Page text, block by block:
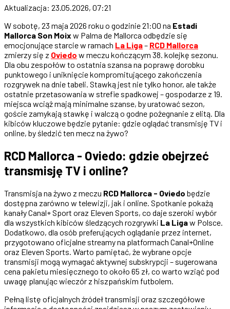
Aktualizacja: 23.05.2026, 07:21
W sobotę, 23 maja 2026 roku o godzinie 21:00 na Estadi
Mallorca Son Moix w Palma de Mallorca odbędzie się
emocjonujące starcie w ramach La Liga– RCD Mallorca
zmierzy się z Oviedo w meczu kończącym 38. kolejkę sezonu.
Dla obu zespołów to ostatnia szansa na poprawę dorobku
punktowego i uniknięcie kompromitującego zakończenia
rozgrywek na dnie tabeli. Stawką jest nie tylko honor, ale także
ostatnie przetasowania w strefie spadkowej – gospodarze z 19.
miejsca wciąż mają minimalne szanse, by uratować sezon,
goście zamykają stawkę i walczą o godne pożegnanie z elitą. Dla
kibiców kluczowe będzie pytanie: gdzie oglądać transmisję TV i
online, by śledzić ten mecz na żywo?
RCD Mallorca - Oviedo: gdzie obejrzeć
transmisję TV i online?
Transmisja na żywo z meczu RCD Mallorca - Oviedo będzie
dostępna zarówno w telewizji, jak i online. Spotkanie pokażą
kanały Canal+ Sport oraz Eleven Sports, co daje szeroki wybór
dla wszystkich kibiców śledzących rozgrywki La Ligaw Polsce.
Dodatkowo, dla osób preferujących oglądanie przez internet,
przygotowano oficjalne streamy na platformach Canal+Online
oraz Eleven Sports. Warto pamiętać, że wybrane opcje
transmisji mogą wymagać aktywnej subskrypcji – sugerowana
cena pakietu miesięcznego to około 65 zł, co warto wziąć pod
uwagę planując wieczór z hiszpańskim futbolem.
Pełną listę oficjalnych źródeł transmisji oraz szczegółowe